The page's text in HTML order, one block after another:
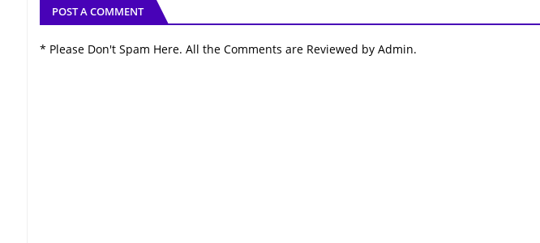
POST A COMMENT
* Please Don't Spam Here. All the Comments are Reviewed by Admin.